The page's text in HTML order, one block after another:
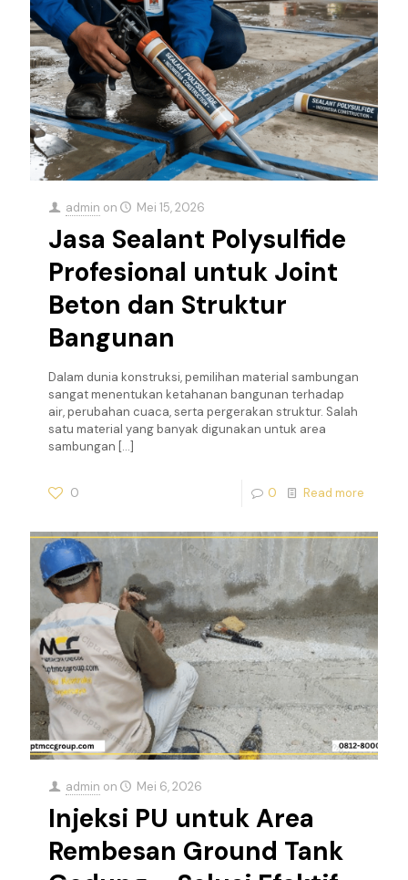
admin on Mei 15, 2026
Jasa Sealant Polysulfide
Profesional untuk Joint
Beton dan Struktur
Bangunan
Dalam dunia konstruksi, pemilihan material sambungan
sangat menentukan ketahanan bangunan terhadap
air, perubahan cuaca, serta pergerakan struktur. Salah
satu material yang banyak digunakan untuk area
sambungan […]
0 0 Read more
admin on Mei 6, 2026
Injeksi PU untuk Area
Rembesan Ground Tank